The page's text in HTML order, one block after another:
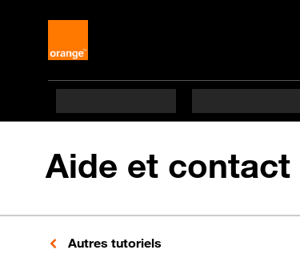
Aide et contact
Autres tutoriels